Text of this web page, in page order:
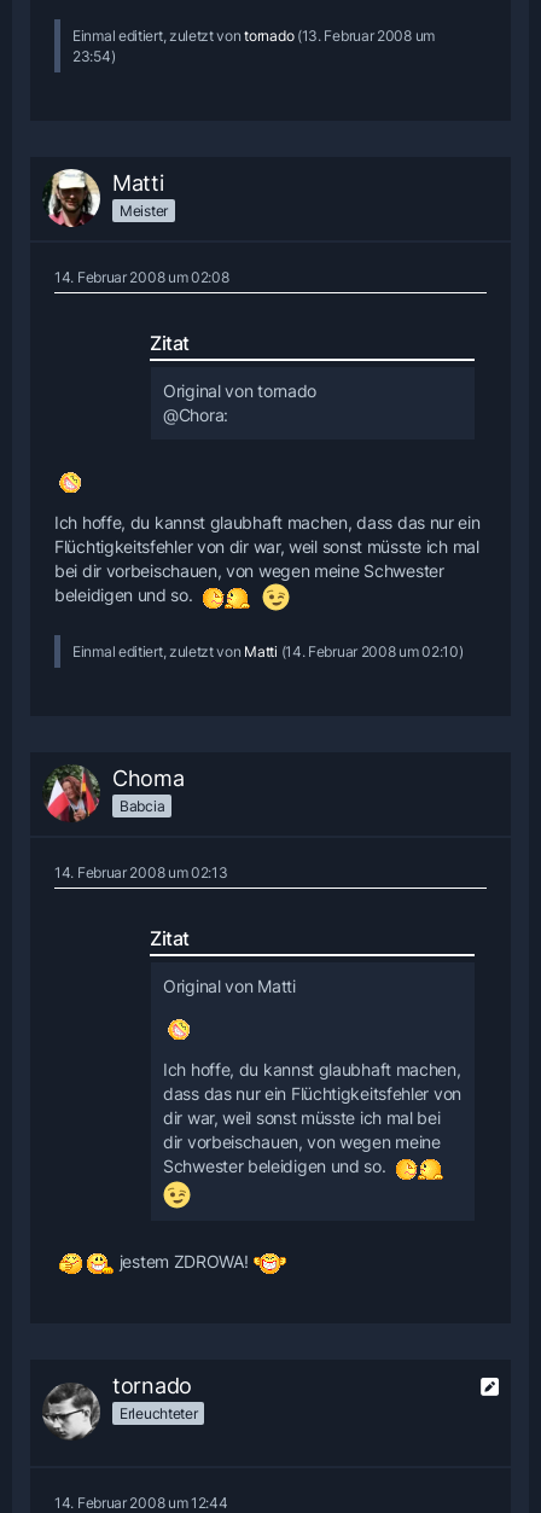
Einmal editiert, zuletzt vontornado(13. Februar 2008 um
23:54)
Matti
Meister
14. Februar 2008 um 02:08
Zitat
Original von tornado
@Chora:
Ich hoffe, du kannst glaubhaft machen, dass das nur ein
Flüchtigkeitsfehler von dir war, weil sonst müsste ich mal
bei dir vorbeischauen, von wegen meine Schwester
beleidigen und so.
Einmal editiert, zuletzt von Matti (14. Februar 2008 um 02:10)
Choma
Babcia
14. Februar 2008 um 02:13
Zitat
Original von Matti
Ich hoffe, du kannst glaubhaft machen,
dass das nur ein Flüchtigkeitsfehler von
dir war, weil sonst müsste ich mal bei
dir vorbeischauen, von wegen meine
Schwester beleidigen und so.
jestem ZDROWA!
tornado
Erleuchteter
14. Februar 2008 um 12:44